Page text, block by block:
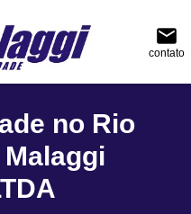
email
contato
no Rio
nº 983, salas 3 e 4
Grande do Sul